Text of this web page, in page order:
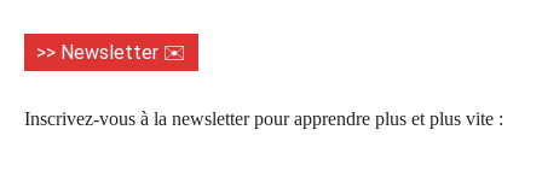
>> Newsletter ✉️
Inscrivez-vous à la newsletter pour apprendre plus et plus vite :